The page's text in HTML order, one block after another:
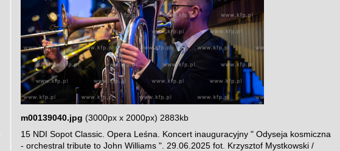
m00139040.jpg (3000px x 2000px) 2883kb
15 NDI Sopot Classic. Opera Leśna. Koncert inauguracyjny " Odyseja kosmiczna
- orchestral tribute to John Williams ". 29.06.2025 fot. Krzysztof Mystkowski /